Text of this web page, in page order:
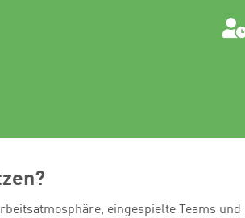
eingespielte Teams